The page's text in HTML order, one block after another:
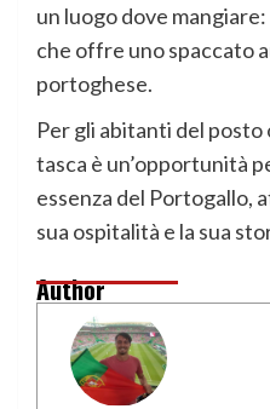
un luogo dove
che offre uno spaccato
portoghese.
Per gli abitanti del posto
tasca è un’opportunità
essenza del Portogallo,
sua ospitalità e la sua
Author